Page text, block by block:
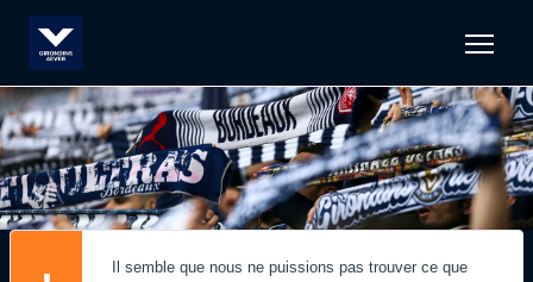
Il semble que nous ne puissions pas trouver ce que